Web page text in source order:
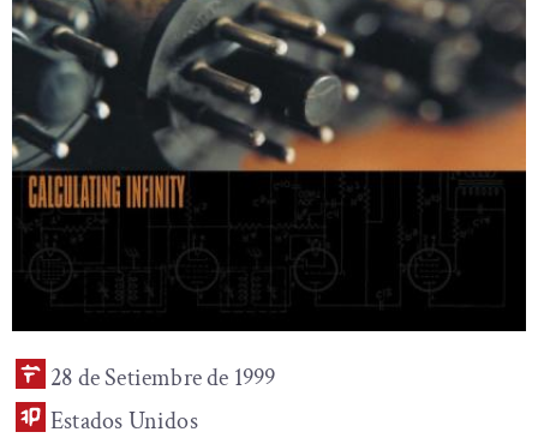
28 de Setiembre de 1999
Estados Unidos